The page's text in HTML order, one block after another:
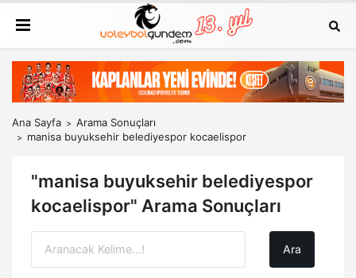
Ana Sayfa
Arama Sonuçları
manisa buyuksehir belediyespor kocaelispor
"manisa buyuksehir belediyespor
kocaelispor" Arama Sonuçları